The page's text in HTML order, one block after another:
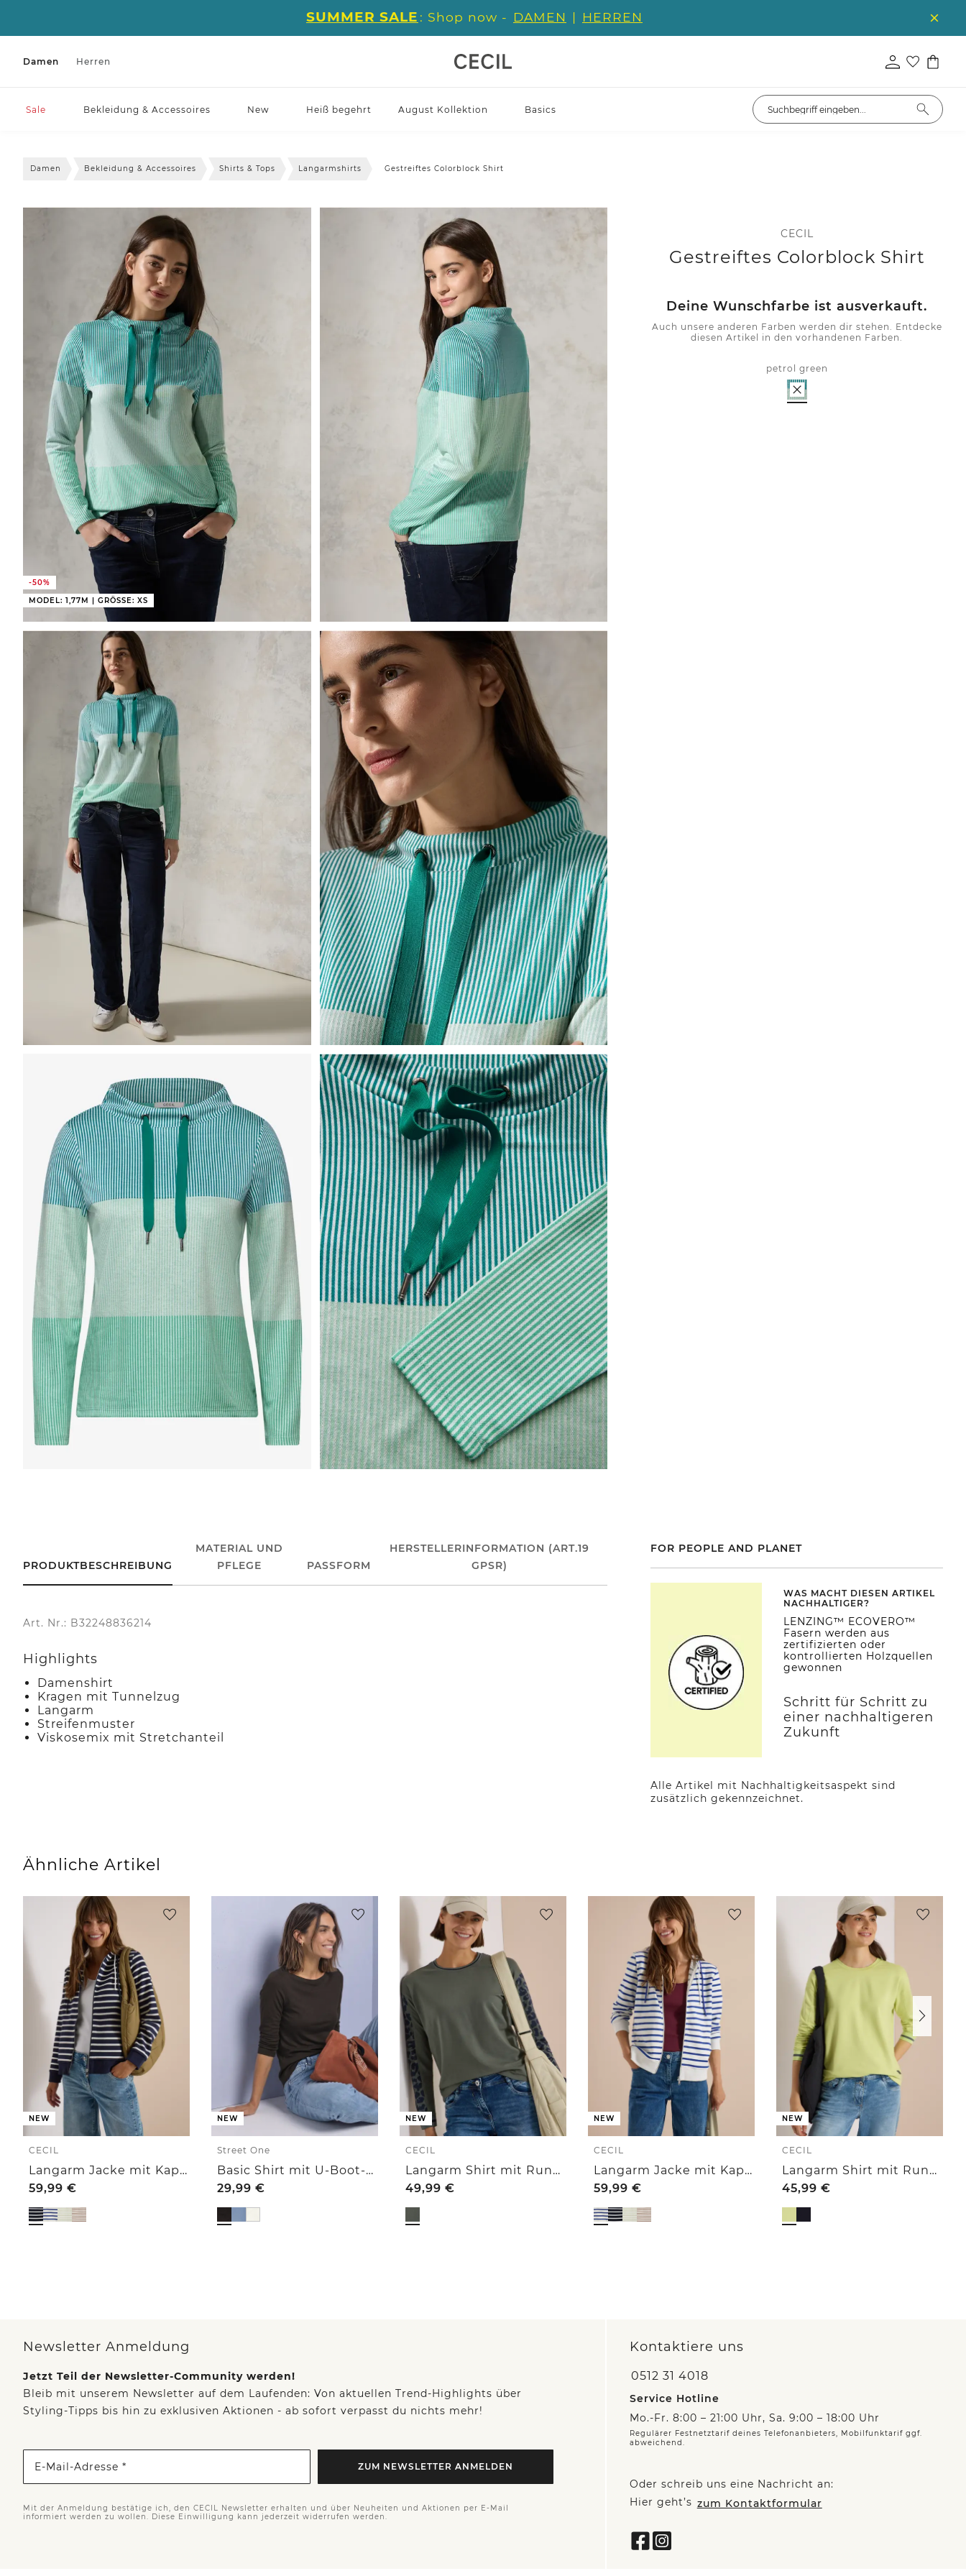
SUMMER SALE : Shop now - DAMEN | HERREN
Damen Herren
Sale Bekleidung & Accessoires New Heiß begehrt August Kollektion Basics
Damen Bekleidung & Accessoires Shirts & Tops Langarmshirts Gestreiftes Colorblock Shirt
-50%
MODEL: 1,77M | GRÖSSE: XS
CECIL
Gestreiftes Colorblock Shirt
Deine Wunschfarbe ist ausverkauft.
Auch unsere anderen Farben werden dir stehen. Entdecke
diesen Artikel in den vorhandenen Farben.
petrol green
PRODUKTBESCHREIBUNG
MATERIAL UND
PFLEGE
PASSFORM
HERSTELLERINFORMATION (ART.19
GPSR)
Art. Nr.: B32248836214
Highlights
Damenshirt
Kragen mit Tunnelzug
Langarm
Streifenmuster
Viskosemix mit Stretchanteil
FOR PEOPLE AND PLANET
WAS MACHT DIESEN ARTIKEL
NACHHALTIGER?
LENZING™ ECOVERO™
Fasern werden aus
zertifizierten oder
kontrollierten Holzquellen
gewonnen
Schritt für Schritt zu
einer nachhaltigeren
Zukunft
Alle Artikel mit Nachhaltigkeitsaspekt sind
zusätzlich gekennzeichnet.
Ähnliche Artikel
NEW
CECIL
Langarm Jacke mit Kapuze und Struktur
59,99 €
NEW
Street One
Basic Shirt mit U-Boot-Ausschnitt
29,99 €
NEW
CECIL
Langarm Shirt mit Rundhals und Leo-Details
49,99 €
NEW
CECIL
Langarm Jacke mit Kapuze und Struktur
59,99 €
NEW
CECIL
Langarm Shirt mit Rundhals und Streifendetail
45,99 €
Newsletter Anmeldung
Jetzt Teil der Newsletter-Community werden!
Bleib mit unserem Newsletter auf dem Laufenden: Von aktuellen Trend-Highlights über
Styling-Tipps bis hin zu exklusiven Aktionen - ab sofort verpasst du nichts mehr!
E-Mail-Adresse * ZUM NEWSLETTER ANMELDEN
Mit der Anmeldung bestätige ich, den CECIL Newsletter erhalten und über Neuheiten und Aktionen per E-Mail
informiert werden zu wollen. Diese Einwilligung kann jederzeit widerrufen werden.
Kontaktiere uns
0512 31 4018
Service Hotline
Mo.-Fr. 8:00 – 21:00 Uhr, Sa. 9:00 – 18:00 Uhr
Regulärer Festnetztarif deines Telefonanbieters, Mobilfunktarif ggf.
abweichend.
Oder schreib uns eine Nachricht an:
Hier geht’s zum Kontaktformular